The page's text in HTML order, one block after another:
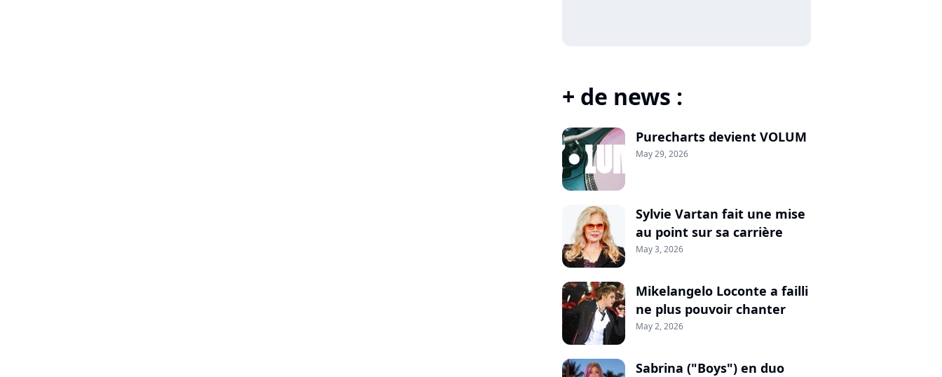
+ de news :
Purecharts devient VOLUM
May 29, 2026
Sylvie Vartan fait une mise
au point sur sa carrière
May 3, 2026
Mikelangelo Loconte a failli
ne plus pouvoir chanter
May 2, 2026
Sabrina ("Boys") en duo